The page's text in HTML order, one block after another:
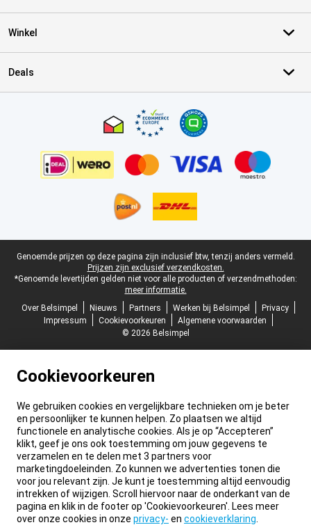
Winkel
Deals
Juridische voettekst
Genoemde prijzen op deze pagina zijn inclusief btw, tenzij anders vermeld.
Prijzen zijn exclusief verzendkosten.
*Genoemde levertijden gelden niet voor alle producten of verzendmethoden:
meer informatie.
Over Belsimpel
Nieuws Partners Werken bij Belsimpel
Privacy
Impressum
Cookievoorkeuren
Algemene voorwaarden
© 2026 Belsimpel
Cookievoorkeuren
We gebruiken cookies en vergelijkbare technieken om je beter
en persoonlijker te kunnen helpen. Zo plaatsen we altijd
functionele en analytische cookies. Als je op “Accepteren”
klikt, geef je ons ook toestemming om jouw gegevens te
verzamelen en te delen met 3 partners voor
marketingdoeleinden. Zo kunnen we advertenties tonen die
voor jou relevant zijn. Je kunt je toestemming altijd eenvoudig
intrekken of wijzigen. Scroll hiervoor naar de onderkant van de
pagina en klik in de footer op 'Cookievoorkeuren'. Lees meer
over onze cookies in onze privacy- en cookieverklaring